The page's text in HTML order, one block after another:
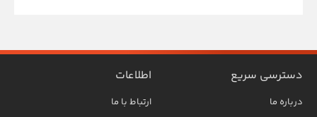
دسترسی سریع
درباره ما
اطلاعات
ارتباط با ما